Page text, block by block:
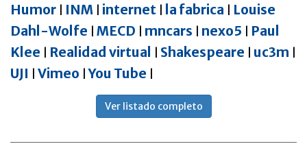
Humor INM internet la fabrica
Louise
Dahl-Wolfe MECD mncars nexo5
Paul
Klee
Realidad virtual Shakespeare uc3m
UJI Vimeo |You Tube
Ver listado completo